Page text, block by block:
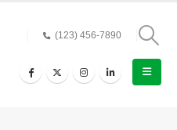
(123) 456-7890